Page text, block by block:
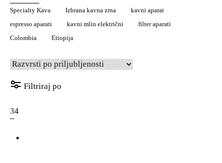
Specialty Kava
Izbrana kavna zrna
kavni aparat
espresso aparati
kavni mlin električni
filter aparati
Colombia
Etiopija
Filtriraj po
34